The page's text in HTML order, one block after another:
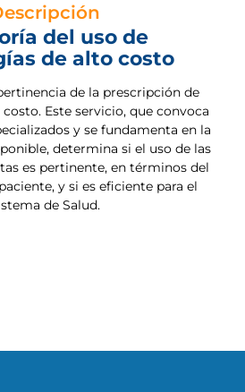
del uso de
de alto costo
de la prescripción de
Este servicio, que convoca
y se fundamenta en la
determina si el uso de las
es pertinente, en términos del
y si es eficiente para el
de Salud.